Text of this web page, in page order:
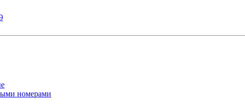
номерами